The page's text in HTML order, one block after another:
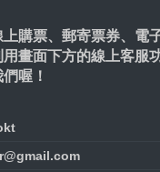
上購票、郵寄票券、電
畫面下方的線上客服
喔！